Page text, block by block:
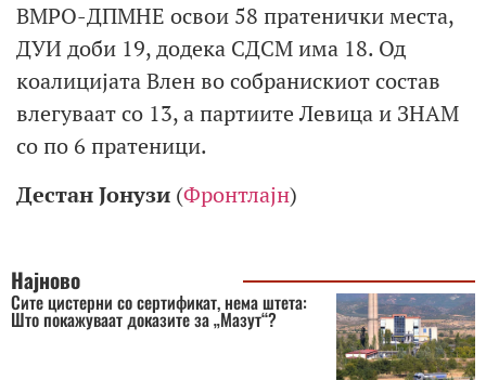
ВМРО-ДПМНЕ освои 58 пратенички места,
ДУИ доби 19, додека СДСМ има 18. Од
коалицијата Влен во собранискиот состав
влегуваат со 13, а партиите Левица и ЗНАМ
со по 6 пратеници.
Дестан Јонузи (Фронтлајн)
Најново
Сите цистерни со сертификат, нема штета:
Што покажуваат доказите за „Мазут“?